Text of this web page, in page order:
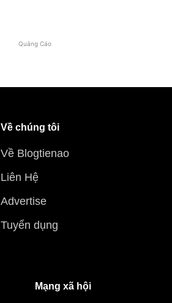
Quảng Cáo
Về chúng tôi
Về Blogtienao
Liên Hệ
Advertise
Tuyển dụng
Mạng xã hội